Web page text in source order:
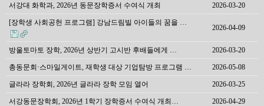
서강대 화학과, 2026년 동문장학증서 수여식 개최 2026-03-20
[장학생 사회공헌 프로그램] 강남드림빌 아이들의 꿈을 …
2026-04-09
방울토마토 장학, 2026년 상반기 고시반 후배들에게 … 2026-03-20
총동문회·스마일게이트, 재학생 대상 기업탐방 프로그램 … 2026-05-08
글라라 장학회, 2026년 글라라 장학 모임 열어 2026-03-25
서강동문장학회, 2026년 1학기 장학증서 수여식 개최… 2026-04-29